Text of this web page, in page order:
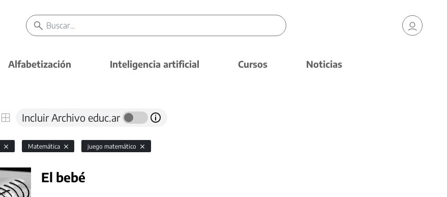
Alfabetización Inteligencia artificial Cursos Noticias
Incluir Archivo educ.ar
Matemática juego matemático
El bebé